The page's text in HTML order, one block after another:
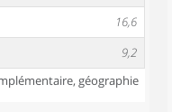
16,6
9,2
géographie